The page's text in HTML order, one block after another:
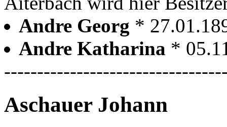
Andre Georg *
Andre Katharina *
Aschauer Johann